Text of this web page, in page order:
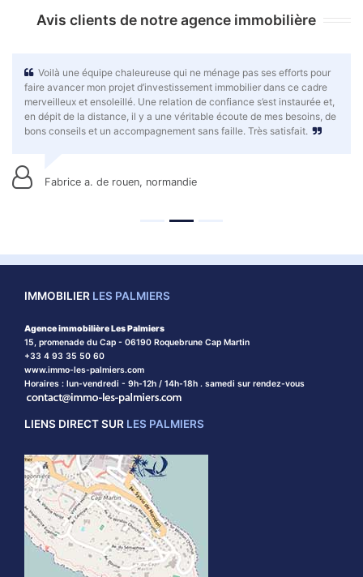
Avis clients de notre agence immobilière
Voilà une équipe chaleureuse qui ne ménage pas ses efforts pour
faire avancer mon projet d’investissement immobilier dans ce cadre
merveilleux et ensoleillé. Une relation de confiance s’est instaurée et,
en dépit de la distance, il y a une véritable écoute de mes besoins, de
bons conseils et un accompagnement sans faille. Très satisfait.
Fabrice a. de rouen, normandie
IMMOBILIER LES PALMIERS
Agence immobilière Les Palmiers
15, promenade du Cap - 06190 Roquebrune Cap Martin
+33 4 93 35 50 60
www.immo-les-palmiers.com
Horaires : lun-vendredi - 9h-12h / 14h-18h . samedi sur rendez-vous
LIENS DIRECT SUR LES PALMIERS